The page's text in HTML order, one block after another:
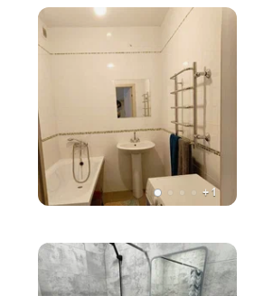
+ 1